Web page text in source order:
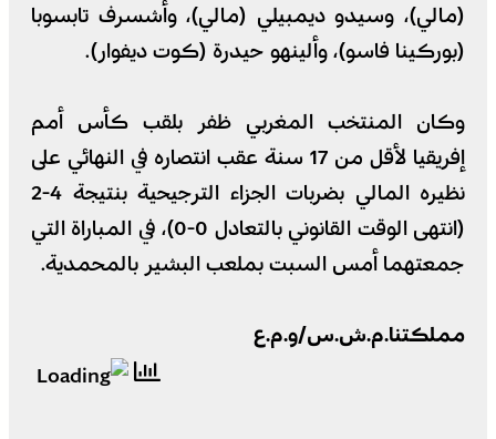
(مالي)، وسيدو ديمبيلي (مالي)، وأشسرف تابسوبا
(بوركينا فاسو)، وألينهو حيدرة (كوت ديفوار).
وكان المنتخب المغربي ظفر بلقب كأس أمم
إفريقيا لأقل من 17 سنة عقب انتصاره في النهائي على
نظيره المالي بضربات الجزاء الترجيحية بنتيجة 4-2
(انتهى الوقت القانوني بالتعادل 0-0)، في المباراة التي
جمعتهما أمس السبت بملعب البشير بالمحمدية.
مملكتنا.م.ش.س/و.م.ع